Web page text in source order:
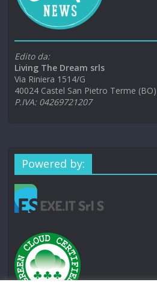
Edito da:
Living The Dream srls
Via Riniera 1514/G
40024 Castel San Pietro Terme (BO)
P.IVA: 04269721207
Powered by: